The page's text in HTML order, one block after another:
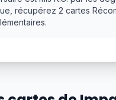
récupérez 2 cartes